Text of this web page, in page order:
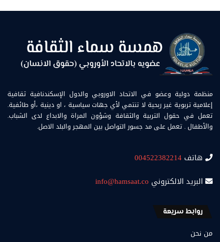
منظمة دولية وعضو في الاتحاد الاوروبي والدول الإسكندنافية ثقافية
إعلامية تربوية غير ربحية لا تنتمي لأي جهات سياسية ، او دينية ،أو طائفية.
تعمل في حقول التربية والثقافة وشؤون المراة والابداع لدى الشباب.
والأطفال . تعمل على مد جسور التواصل بين المهجر والبلد الاصل.
هاتف 004522382214
البريد الالكتروني info@hamsaat.co
روابط سريعة
من نحن